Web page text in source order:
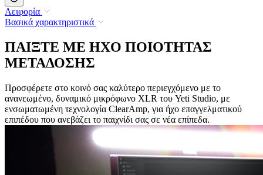
Αειφορία
Βασικά χαρακτηριστικά
ΠΑΙΞΤΕ ΜΕ ΗΧΟ ΠΟΙΟΤΗΤΑΣ
ΜΕΤΑΔΟΣΗΣ
Προσφέρετε στο κοινό σας καλύτερο περιεγχόμενο με το
ανανεωμένο, δυναμικό μικρόφωνο XLR του Yeti Studio, με
ενσωματωμένη τεχνολογία ClearAmp, για ήχο επαγγελματικού
επιπέδου που ανεβάζει το παιχνίδι σας σε νέα επίπεδα.